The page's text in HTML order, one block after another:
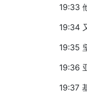
19:33
19:34
19:35
19:36
19:37